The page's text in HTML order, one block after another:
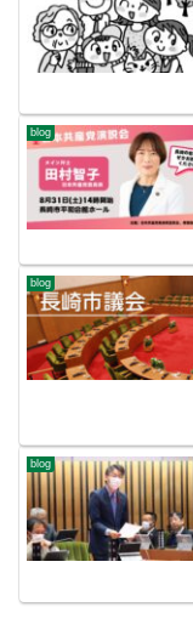
blog
blog
blog